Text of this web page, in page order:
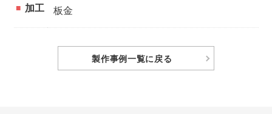
加工 板金
製作事例一覧に戻る